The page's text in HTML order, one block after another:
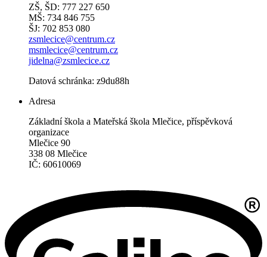
ZŠ, ŠD: 777 227 650
MŠ: 734 846 755
ŠJ: 702 853 080
zsmlecice@centrum.cz
msmlecice@centrum.cz
jidelna@zsmlecice.cz
Datová schránka: z9du88h
Adresa
Základní škola a Mateřská škola Mlečice, příspěvková
organizace
Mlečice 90
338 08 Mlečice
IČ: 60610069